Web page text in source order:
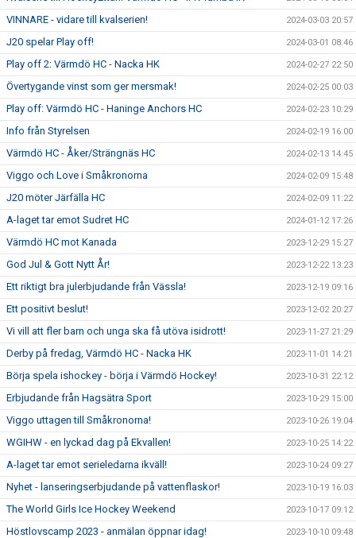
VINNARE - vidare till kvalserien! 2024-03-03 20:57
J20 spelar Play off! 2024-03-01 08:46
Play off 2: Värmdö HC - Nacka HK 2024-02-27 22:50
Övertygande vinst som ger mersmak! 2024-02-25 00:03
Play off: Värmdö HC - Haninge Anchors HC 2024-02-23 10:29
Info från Styrelsen 2024-02-19 16:00
Värmdö HC - Åker/Strängnäs HC 2024-02-13 14:45
Viggo och Love i Småkronorna 2024-02-09 15:48
J20 möter Järfälla HC 2024-02-09 11:22
A-laget tar emot Sudret HC 2024-01-12 17:26
Värmdö HC mot Kanada 2023-12-29 15:27
God Jul & Gott Nytt År! 2023-12-22 13:23
Ett riktigt bra julerbjudande från Vässla! 2023-12-19 09:16
Ett positivt beslut! 2023-12-02 20:27
Vi vill att fler barn och unga ska få utöva isidrott! 2023-11-27 21:29
Derby på fredag, Värmdö HC - Nacka HK 2023-11-01 14:21
Börja spela ishockey - börja i Värmdö Hockey! 2023-10-31 22:12
Erbjudande från Hagsätra Sport 2023-10-29 15:00
Viggo uttagen till Småkronorna! 2023-10-26 19:04
WGIHW - en lyckad dag på Ekvallen! 2023-10-25 14:22
A-laget tar emot serieledarna ikväll! 2023-10-24 09:27
Nyhet - lanseringserbjudande på vattenflaskor! 2023-10-19 16:03
The World Girls Ice Hockey Weekend 2023-10-17 09:12
Höstlovscamp 2023 - anmälan öppnar idag! 2023-10-10 09:48